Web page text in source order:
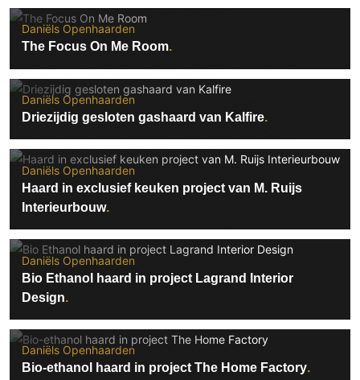
Daniëls Openhaarden
The Focus On Me Room
Daniëls Openhaarden
Driezijdig gesloten gashaard van Kalfire
Daniëls Openhaarden
Haard in exclusief keuken project van M. Ruijs
Interieurbouw
Daniëls Openhaarden
Bio Ethanol haard in project Lagrand Interior
Design
Daniëls Openhaarden
Bio-ethanol haard in project The Home Factory